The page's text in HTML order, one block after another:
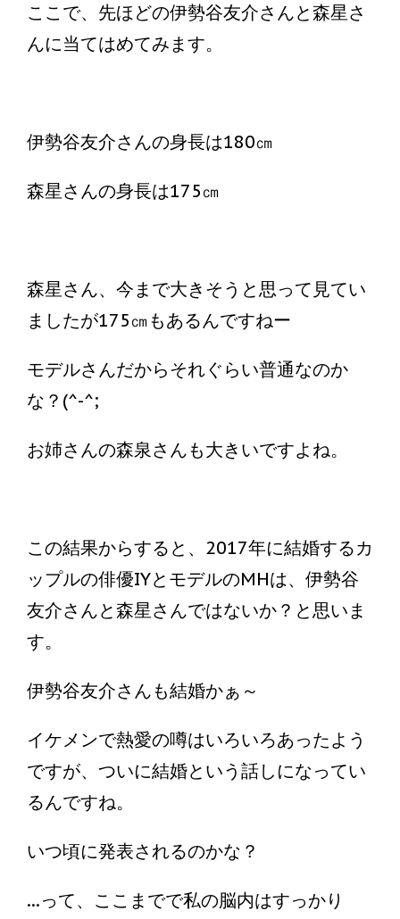
ここで、先ほどの伊勢谷友介さんと森星さ
んに当てはめてみます。
伊勢谷友介さんの身長は180㎝
森星さんの身長は175㎝
森星さん、今まで大きそうと思って見てい
ましたが175㎝もあるんですねー
モデルさんだからそれぐらい普通なのか
な？(^-^;
お姉さんの森泉さんも大きいですよね。
この結果からすると、2017年に結婚するカ
ップルの俳優IYとモデルのMHは、伊勢谷
友介さんと森星さんではないか？と思いま
す。
伊勢谷友介さんも結婚かぁ～
イケメンで熱愛の噂はいろいろあったよう
ですが、ついに結婚という話しになってい
るんですね。
いつ頃に発表されるのかな？
...って、ここまでで私の脳内はすっかり